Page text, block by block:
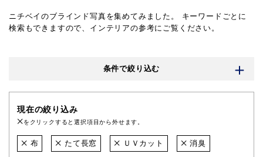
ニチベイのブラインド写真を集めてみました。
キーワードごとに
検索もできますので、インテリアの参考にご覧ください。
条件で絞り込む
現在の絞り込み
をクリックすると選択項目から外せます。
布 たて長窓 ＵＶカット 消臭